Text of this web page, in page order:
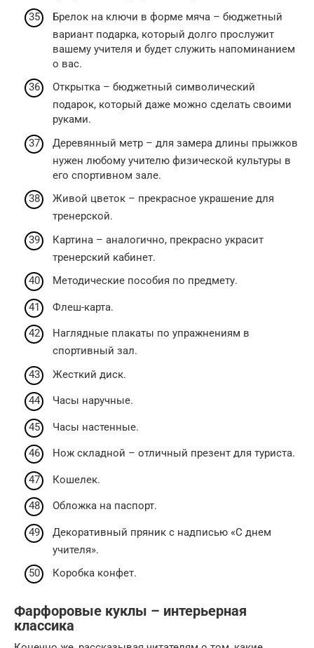
Брелок на ключи в форме мяча – бюджетный
вариант подарка, который долго прослужит
вашему учителя и будет служить напоминанием
о вас.
Открытка – бюджетный символический
подарок, который даже можно сделать своими
руками.
Деревянный метр – для замера длины прыжков
нужен любому учителю физической культуры в
его спортивном зале.
Живой цветок – прекрасное украшение для
тренерской.
Картина – аналогично, прекрасно украсит
тренерский кабинет.
Методические пособия по предмету.
Флеш-карта.
Наглядные плакаты по упражнениям в
спортивный зал.
Жесткий диск.
Часы наручные.
Часы настенные.
Нож складной – отличный презент для туриста.
Кошелек.
Обложка на паспорт.
Декоративный пряник с надписью «С днем
учителя».
Коробка конфет.
Фарфоровые куклы – интерьерная
классика